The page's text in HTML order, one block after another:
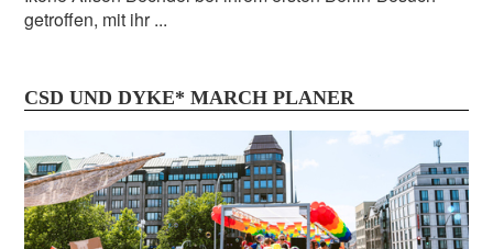
getroffen, mit ihr ...
CSD UND DYKE* MARCH PLANER